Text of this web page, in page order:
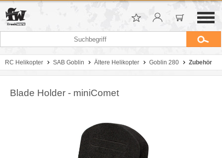
RC Helikopter SAB Goblin Ältere Helikopter Goblin 280 Zubehör
Blade Holder - miniComet